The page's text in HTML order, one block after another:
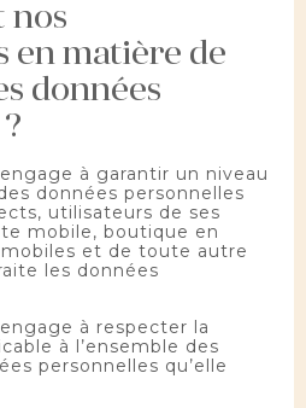
nos
en matière de
données
à garantir un niveau
données personnelles
utilisateurs de ses
mobile, boutique en
et de toute autre
les données
à respecter la
à l’ensemble des
personnelles qu’elle